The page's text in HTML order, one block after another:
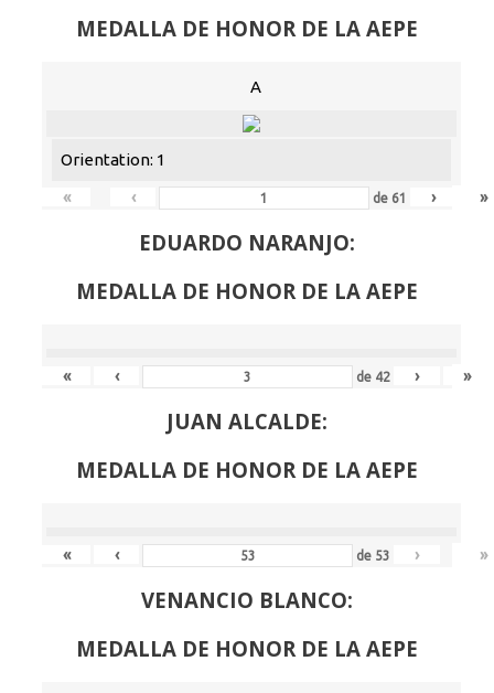
MEDALLA DE HONOR DE LA AEPE
A
Orientation: 1
«
‹ de 61 › »
EDUARDO NARANJO:
MEDALLA DE HONOR DE LA AEPE
« ‹ de 42 › »
JUAN ALCALDE:
MEDALLA DE HONOR DE LA AEPE
« ‹ de 53 › »
VENANCIO BLANCO:
MEDALLA DE HONOR DE LA AEPE